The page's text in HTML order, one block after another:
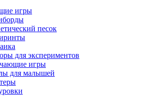
игры
песок
для экспериментов
игры
для малышей